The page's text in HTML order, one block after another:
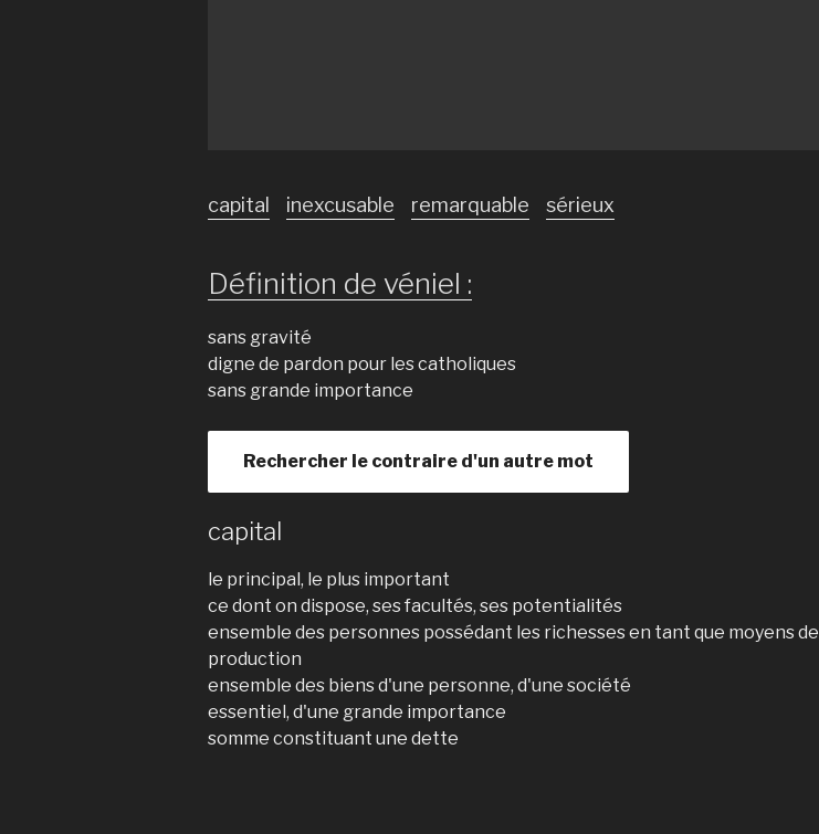
capital inexcusable remarquable sérieux
Définition de véniel :
sans gravité
digne de pardon pour les catholiques
sans grande importance
Rechercher le contraire d'un autre mot
capital
le principal, le plus important
ce dont on dispose, ses facultés, ses potentialités
ensemble des personnes possédant les richesses en tant que moyens de
production
ensemble des biens d'une personne, d'une société
essentiel, d'une grande importance
somme constituant une dette